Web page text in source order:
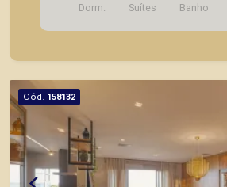
Dorm. Suítes Banho
Cód. 158132